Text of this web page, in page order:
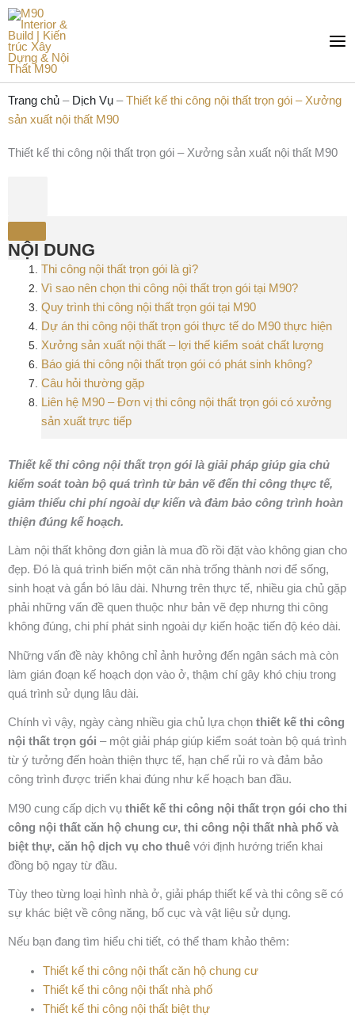
Nhảy
nội
dung
Trang chủ – Dịch Vụ –Thiết kế thi công nội thất trọn gói – Xưởng
sản xuất nội thất M90
Thiết kế thi công nội thất trọn gói – Xưởng sản xuất nội thất M90
NỘI DUNG
Thi công nội thất trọn gói là gì?
Vì sao nên chọn thi công nội thất trọn gói tại M90?
Quy trình thi công nội thất trọn gói tại M90
Dự án thi công nội thất trọn gói thực tế do M90 thực hiện
Xưởng sản xuất nội thất – lợi thế kiểm soát chất lượng
Báo giá thi công nội thất trọn gói có phát sinh không?
Câu hỏi thường gặp
Liên hệ M90 – Đơn vị thi công nội thất trọn gói có xưởng
sản xuất trực tiếp
Thiết kế thi công nội thất trọn gói là giải pháp giúp gia chủ
kiểm soát toàn bộ quá trình từ bản vẽ đến thi công thực tế,
giảm thiểu chi phí ngoài dự kiến và đảm bảo công trình hoàn
thiện đúng kế hoạch.
Làm nội thất không đơn giản là mua đồ rồi đặt vào không gian cho
đẹp. Đó là quá trình biến một căn nhà trống thành nơi để sống,
sinh hoạt và gắn bó lâu dài. Nhưng trên thực tế, nhiều gia chủ gặp
phải những vấn đề quen thuộc như bản vẽ đẹp nhưng thi công
không đúng, chi phí phát sinh ngoài dự kiến hoặc tiến độ kéo dài.
Những vấn đề này không chỉ ảnh hưởng đến ngân sách mà còn
làm gián đoạn kế hoạch dọn vào ở, thậm chí gây khó chịu trong
quá trình sử dụng lâu dài.
Chính vì vậy, ngày càng nhiều gia chủ lựa chọn thiết kế thi công
nội thất trọn gói – một giải pháp giúp kiểm soát toàn bộ quá trình
từ ý tưởng đến hoàn thiện thực tế, hạn chế rủi ro và đảm bảo
công trình được triển khai đúng như kế hoạch ban đầu.
M90 cung cấp dịch vụ thiết kế thi công nội thất trọn gói cho thi
công nội thất căn hộ chung cư, thi công nội thất nhà phố và
biệt thự, căn hộ dịch vụ cho thuê với định hướng triển khai
đồng bộ ngay từ đầu.
Tùy theo từng loại hình nhà ở, giải pháp thiết kế và thi công sẽ có
sự khác biệt về công năng, bố cục và vật liệu sử dụng.
Nếu bạn đang tìm hiểu chi tiết, có thể tham khảo thêm:
Thiết kế thi công nội thất căn hộ chung cư
Thiết kế thi công nội thất nhà phố
Thiết kế thi công nội thất biệt thự